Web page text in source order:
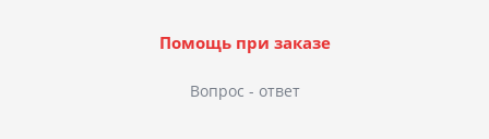
Помощь при заказе
Вопрос - ответ